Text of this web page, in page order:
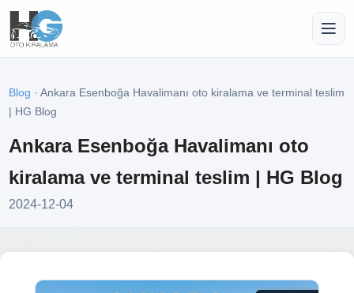
Blog · Ankara Esenboğa Havalimanı oto kiralama ve terminal teslim
| HG Blog
Ankara Esenboğa Havalimanı oto
kiralama ve terminal teslim | HG Blog
2024-12-04